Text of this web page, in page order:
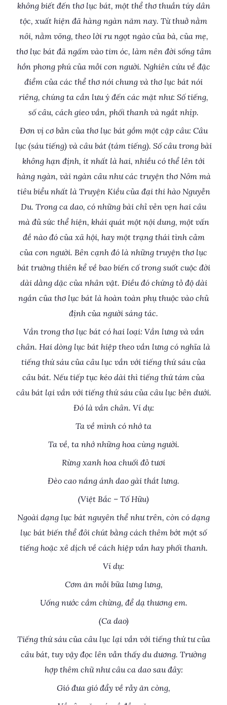
không biết đến thơ lục bát, một thể thơ thuần túy dân
tộc, xuất hiện đã hàng ngàn năm nay. Từ thuở nằm
nôi, nằm võng, theo lời ru ngọt ngào của bà, của mẹ,
thơ lục bát đã ngấm vào tim óc, làm nên đời sống tâm
hồn phong phú của mỗi con người. Nghiên cứu về đặc
điểm của các thể thơ nói chung và thơ lục bát nói
riêng, chúng ta cần lưu ý đến các mặt như: Số tiếng,
số câu, cách gieo vần, phối thanh và ngắt nhịp.
Đơn vị cơ bản của thơ lục bát gồm một cặp câu: Câu
lục (sáu tiếng) và câu bát (tám tiếng). Số câu trong bài
không hạn định, ít nhất là hai, nhiều có thể lên tới
hàng ngàn, vài ngàn câu như các truyện thơ Nôm mà
tiêu biểu nhất là Truyện Kiều của đại thi hào Nguyễn
Du. Trong ca dao, có những bài chỉ vẻn vẹn hai câu
mà đủ sức thể hiện, khái quát một nội dung, một vấn
đề nào đó của xã hội, hay một trạng thái tình cảm
của con người. Bên cạnh đó là những truyện thơ lục
bát trường thiên kể về bao biến cố trong suốt cuộc đời
dài dằng dặc của nhân vật. Điều đó chứng tỏ độ dài
ngắn của thơ lục bát là hoàn toàn phụ thuộc vào chủ
định của người sáng tác.
Vần trong thơ lục bát có hai loại: Vần lưng và vần
chân. Hai dòng lục bát hiệp theo vần lưng có nghĩa là
tiếng thứ sáu của câu lục vần với tiếng thứ sáu của
câu bát. Nếu tiếp tục kéo dài thì tiếng thứ tám của
câu bát lại vần với tiếng thứ sáu của câu lục bên dưới.
Đó là vần chân. Ví dụ:
Ta về mình có nhớ ta
Ta về, ta nhớ những hoa cùng người.
Rừng xanh hoa chuối đỏ tươi
Đèo cao nắng ánh dao gài thắt lưng.
(Việt Bắc – Tố Hữu)
Ngoài dạng lục bát nguyên thể như trên, còn có dạng
lục bát biến thể đôi chút bằng cách thêm bớt một số
tiếng hoặc xê dịch về cách hiệp vần hay phối thanh.
Ví dụ:
Cơm ăn mỗi bữa lưng lưng,
Uống nước cầm chừng, để dạ thương em.
(Ca dao)
Tiếng thứ sáu của câu lục lại vần với tiếng thứ tư của
câu bát, tuy vậy đọc lên vẫn thấy du dương. Trường
hợp thêm chữ như câu ca dao sau đây:
Gió đưa gió đẩy về rẫy ăn còng,